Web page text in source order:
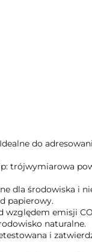
do
trójwymiarowa
dla środowiska i
papierowy.
emisji
naturalne.
i